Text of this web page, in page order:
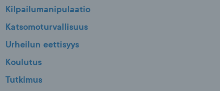
Kilpailumanipulaatio
Katsomoturvallisuus
Urheilun eettisyys
Koulutus
Tutkimus